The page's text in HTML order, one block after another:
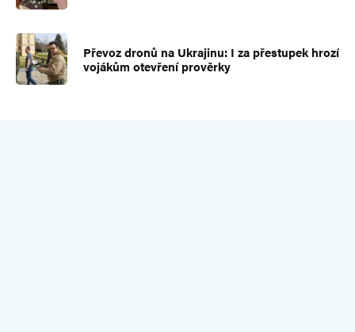
Převoz dronů na Ukrajinu: I za přestupek hrozí
vojákům otevření prověrky